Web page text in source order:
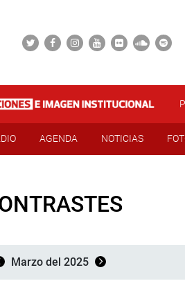
AGENDA NOTICIAS
Marzo del 2025